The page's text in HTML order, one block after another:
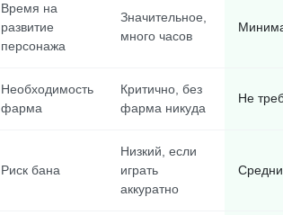
Время на
развитие
персонажа
Значительное,
много часов
Необходимость
фарма
Критично, без
фарма никуда
Не
Риск бана
Низкий, если
играть
аккуратно